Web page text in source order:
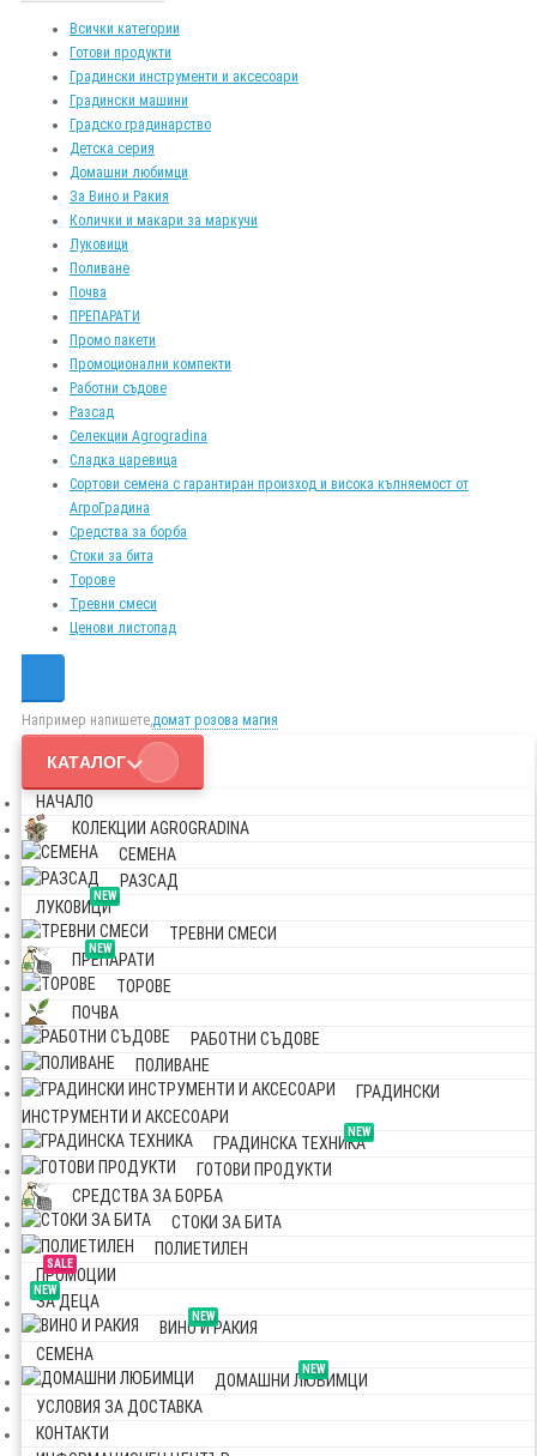
Всички категории
Готови продукти
Градински инструменти и аксесоари
Градински машини
Градско градинарство
Детска серия
Домашни любимци
За Вино и Ракия
Колички и макари за маркучи
Луковици
Поливане
Почва
ПРЕПАРАТИ
Промо пакети
Промоционални компекти
Работни съдове
Разсад
Селекции Agrogradina
Сладка царевица
Сортови семена с гарантиран произход и висока кълняемост от
АгроГрадина
Средства за борба
Стоки за бита
Торове
Тревни смеси
Ценови листопад
Например напишете,домат розова магия
КАТАЛОГ
НАЧАЛО
КОЛЕКЦИИ AGROGRADINA
СЕМЕНА
РАЗСАД
NEW
ЛУКОВИЦИ
ТРЕВНИ СМЕСИ
NEW
ПРЕПАРАТИ
ТОРОВЕ
ПОЧВА
РАБОТНИ СЪДОВЕ
ПОЛИВАНЕ
ГРАДИНСКИ
ИНСТРУМЕНТИ И АКСЕСОАРИ
NEW
ГРАДИНСКА ТЕХНИКА
ГОТОВИ ПРОДУКТИ
СРЕДСТВА ЗА БОРБА
СТОКИ ЗА БИТА
ПОЛИЕТИЛЕН
SALE
ПРОМОЦИИ
NEW
ЗА ДЕЦА
NEW
ВИНО И РАКИЯ
СЕМЕНА
NEW
ДОМАШНИ ЛЮБИМЦИ
УСЛОВИЯ ЗА ДОСТАВКА
КОНТАКТИ